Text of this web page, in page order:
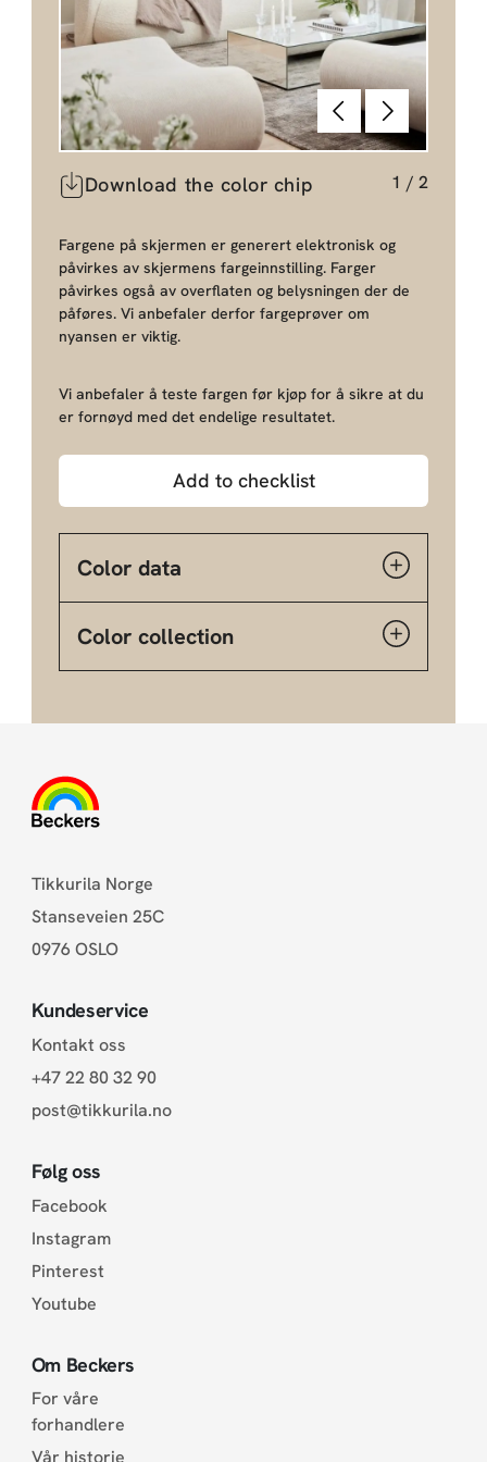
TilbakeNeste
Download the color chip 1 / 2
Fargene på skjermen er generert elektronisk og
påvirkes av skjermens fargeinnstilling. Farger
påvirkes også av overflaten og belysningen der de
påføres. Vi anbefaler derfor fargeprøver om
nyansen er viktig.
Vi anbefaler å teste fargen før kjøp for å sikre at du
er fornøyd med det endelige resultatet.
Add to checklist
Color data
Color collection
Tikkurila Norge
Stanseveien 25C
0976 OSLO
Kundeservice
Kontakt oss
+47 22 80 32 90
post@tikkurila.no
Følg oss
Facebook
Instagram
Pinterest
Youtube
Om Beckers
For våre
forhandlere
Vår historie